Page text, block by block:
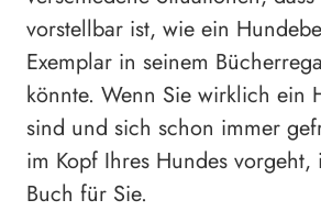
vorstellbar ist, wie ein
Exemplar in seinem
könnte. Wenn Sie wirklich ein
sind und sich schon immer
im Kopf Ihres Hundes vorgeht,
Buch für Sie.